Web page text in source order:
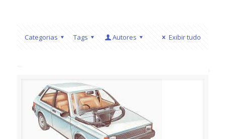
Categorias Tags Autores Exibir tudo